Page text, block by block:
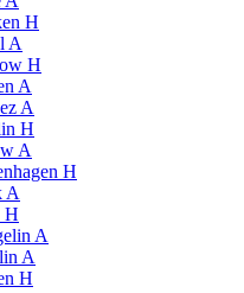
H
A
H
A
A
H
A
H
A
H
A
A
H